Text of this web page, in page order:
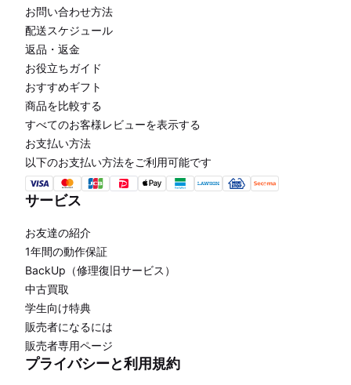
お問い合わせ方法
配送スケジュール
返品・返金
お役立ちガイド
おすすめギフト
商品を比較する
すべてのお客様レビューを表示する
お支払い方法
以下のお支払い方法をご利用可能です
サービス
お友達の紹介
1年間の動作保証
BackUp（修理復旧サービス）
中古買取
学生向け特典
販売者になるには
販売者専用ページ
プライバシーと利用規約